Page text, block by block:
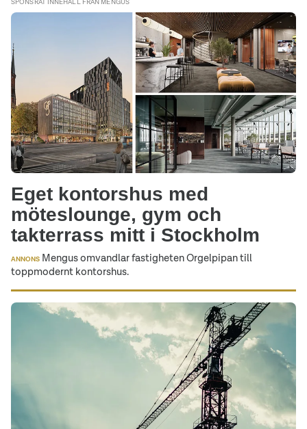
SPONSRAT INNEHÅLL FRÅN MENGUS
Eget kontorshus med
möteslounge, gym och
takterrass mitt i Stockholm
ANNONS Mengus omvandlar fastigheten Orgelpipan till
toppmodernt kontorshus.